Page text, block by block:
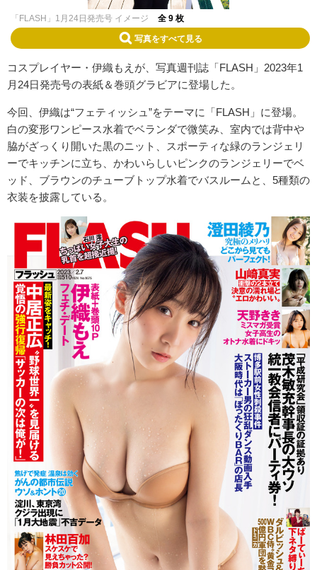
「FLASH」1月24日発売号 イメージ 全 9 枚
写真をすべて見る
コスプレイヤー・伊織もえが、写真週刊誌「FLASH」2023年1
月24日発売号の表紙＆巻頭グラビアに登場した。
今回、伊織は“フェティッシュ”をテーマに「FLASH」に登場。
白の変形ワンピース水着でベランダで微笑み、室内では背中や
脇がざっくり開いた黒のニット、スポーティな緑のランジェリ
ーでキッチンに立ち、かわいらしいピンクのランジェリーでベ
ッド、ブラウンのチューブトップ水着でバスルームと、5種類の
衣装を披露している。